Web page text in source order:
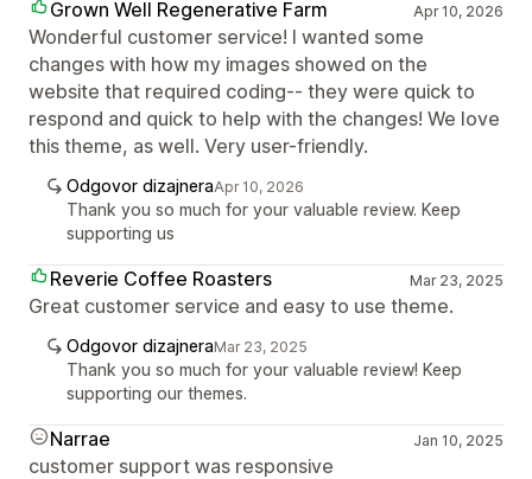
Grown Well Regenerative Farm Apr 10, 2026
Wonderful customer service! I wanted some
changes with how my images showed on the
website that required coding-- they were quick to
respond and quick to help with the changes! We love
this theme, as well. Very user-friendly.
Odgovor dizajneraApr 10, 2026
Thank you so much for your valuable review. Keep
supporting us
Reverie Coffee Roasters Mar 23, 2025
Great customer service and easy to use theme.
Odgovor dizajneraMar 23, 2025
Thank you so much for your valuable review! Keep
supporting our themes.
Narrae Jan 10, 2025
customer support was responsive